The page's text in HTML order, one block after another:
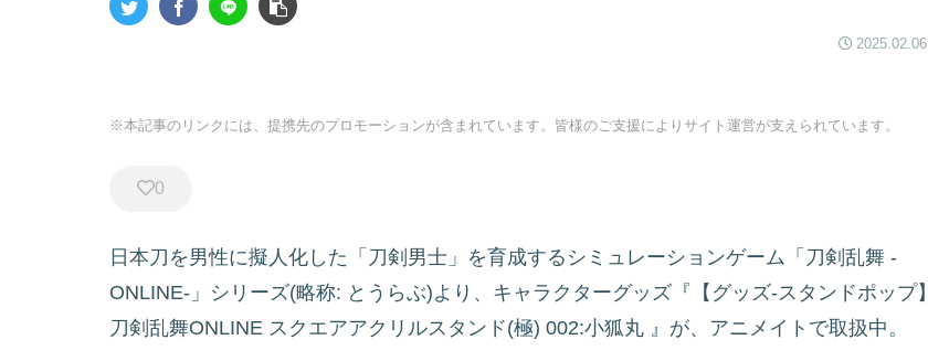
2025.02.06
※本記事のリンクには、提携先のプロモーションが含まれています。皆様のご支援によりサイト運営が支えられています。
0
日本刀を男性に擬人化した「刀剣男士」を育成するシミュレーションゲーム「刀剣乱舞 -
ONLINE-」シリーズ(略称: とうらぶ)より、キャラクターグッズ『【グッズ-スタンドポップ】
刀剣乱舞ONLINE スクエアアクリルスタンド(極) 002:小狐丸 』が、アニメイトで取扱中。